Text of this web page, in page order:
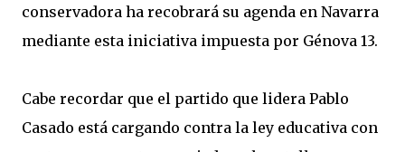
conservadora ha recobrará su agenda en Navarra
mediante esta iniciativa impuesta por Génova 13.
Cabe recordar que el partido que lidera Pablo
Casado está cargando contra la ley educativa con